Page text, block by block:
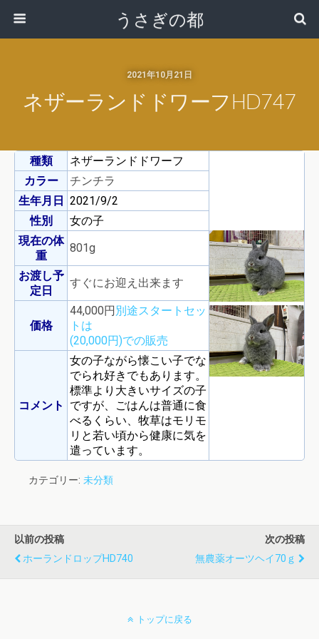
うさぎの都
2021年10月21日
ネザーランドドワーフHD747
種類
ネザーランドドワーフ
カラー
チンチラ
生年月日 2021/9/2
性別
女の子
現在の体
重
801g
お渡し予
定日
すぐにお迎え出来ます
価格
44,000円 別途スタートセッ
トは
(20,000円)での販売
コメント
女の子ながら懐こい子でな
でられ好きでもあります。
標準より大きいサイズの子
ですが、ごはんは普通に食
べるくらい、牧草はモリモ
リと若い頃から健康に気を
遣っています。
カテゴリー: 未分類
以前の投稿
ホーランドロップHD740
次の投稿
無農薬オーツヘイ70ｇ
トップに戻る